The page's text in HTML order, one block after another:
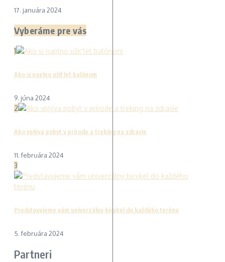
17. januára 2024
Vyberáme pre vás
1
Ako si naplno užiť let balónom
9. júna 2024
2
Ako vplýva pobyt v prírode a treking na zdravie
11. februára 2024
3
Predstavujeme vám univerzálny bicykel do každého terénu
5. februára 2024
Partneri